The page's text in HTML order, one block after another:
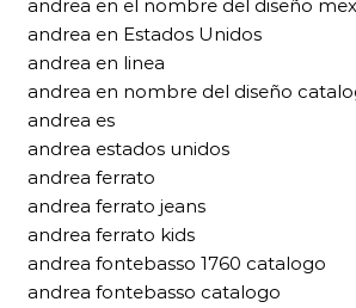
andrea en el nombre del diseño
andrea en Estados Unidos
andrea en linea
andrea en nombre del diseño
andrea es
andrea estados unidos
andrea ferrato
andrea ferrato jeans
andrea ferrato kids
andrea fontebasso 1760 catalogo
andrea fontebasso catalogo